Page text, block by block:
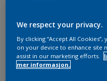
Sammenligne
We respect your privacy.
By clicking “Accept All
on your device to enhance site
assist in our marketing efforts.
mer informasjon.